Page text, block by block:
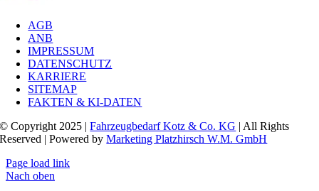
AGB
ANB
IMPRESSUM
DATENSCHUTZ
KARRIERE
SITEMAP
FAKTEN & KI-DATEN
© Copyright 2025 |Fahrzeugbedarf Kotz & Co. KG | All Rights
Reserved | Powered byMarketing Platzhirsch W.M. GmbH
Page load link
Nach oben